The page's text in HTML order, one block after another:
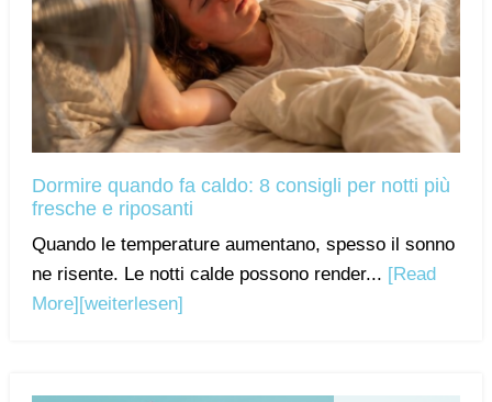
Dormire quando fa caldo: 8 consigli per notti più
fresche e riposanti
Quando le temperature aumentano, spesso il sonno
ne risente. Le notti calde possono render... [Read
More] [weiterlesen]